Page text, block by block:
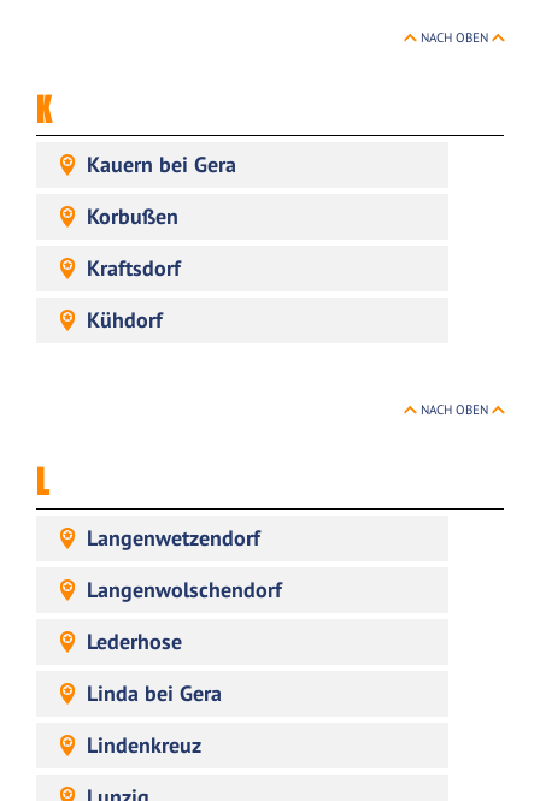
NACH OBEN
K
Kauern bei Gera
Korbußen
Kraftsdorf
Kühdorf
NACH OBEN
L
Langenwetzendorf
Langenwolschendorf
Lederhose
Linda bei Gera
Lindenkreuz